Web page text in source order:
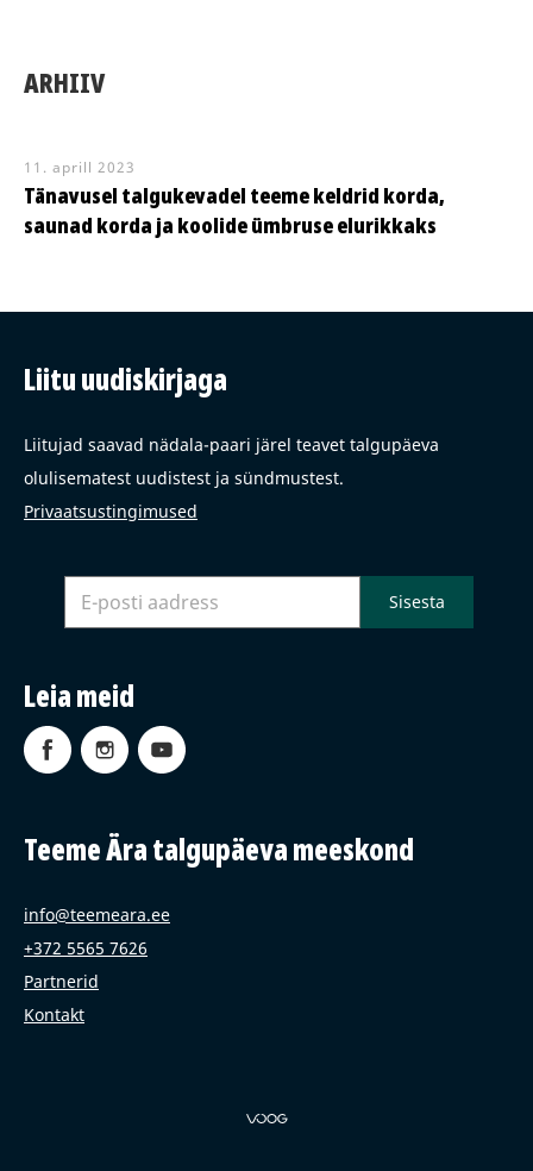
ARHIIV
11. aprill 2023
Tänavusel talgukevadel teeme keldrid korda,
saunad korda ja koolide ümbruse elurikkaks
Liitu uudiskirjaga
Liitujad saavad nädala-paari järel teavet talgupäeva
olulisematest uudistest ja sündmustest.
Privaatsustingimused
Leia meid
Teeme Ära talgupäeva meeskond
info@teemeara.ee
+372 5565 7626
Partnerid
Kontakt